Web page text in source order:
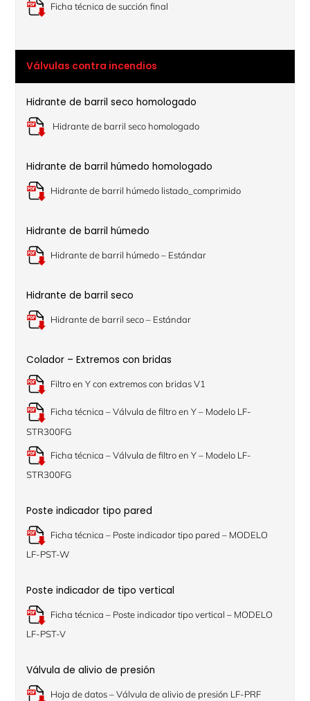
Ficha técnica de succión final
Válvulas contra incendios
Hidrante de barril seco homologado
Hidrante de barril seco homologado
Hidrante de barril húmedo homologado
Hidrante de barril húmedo listado_comprimido
Hidrante de barril húmedo
Hidrante de barril húmedo – Estándar
Hidrante de barril seco
Hidrante de barril seco – Estándar
Colador – Extremos con bridas
Filtro en Y con extremos con bridas V1
Ficha técnica – Válvula de filtro en Y – Modelo LF-
STR300FG
Ficha técnica – Válvula de filtro en Y – Modelo LF-
STR300FG
Poste indicador tipo pared
Ficha técnica – Poste indicador tipo pared – MODELO
LF-PST-W
Poste indicador de tipo vertical
Ficha técnica – Poste indicador tipo vertical – MODELO
LF-PST-V
Válvula de alivio de presión
Hoja de datos – Válvula de alivio de presión LF-PRF